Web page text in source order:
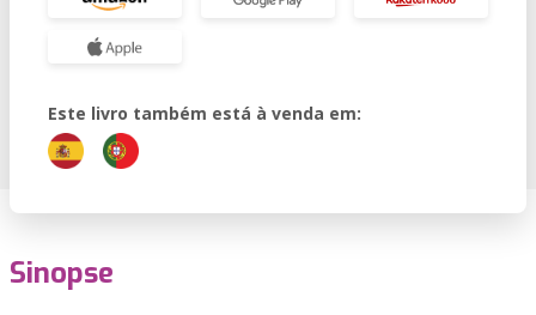
Este livro também está à venda em:
Sinopse